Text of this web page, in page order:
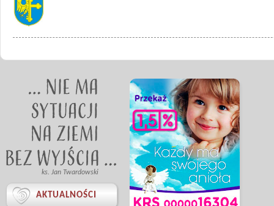
ks. Jan Twardowski
 AKTUALNOŚCI